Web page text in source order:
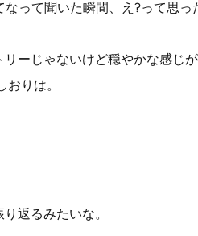
って聞いた瞬間、え?って思っ
ーじゃないけど穏やかな感じ
りは。
返るみたいな。